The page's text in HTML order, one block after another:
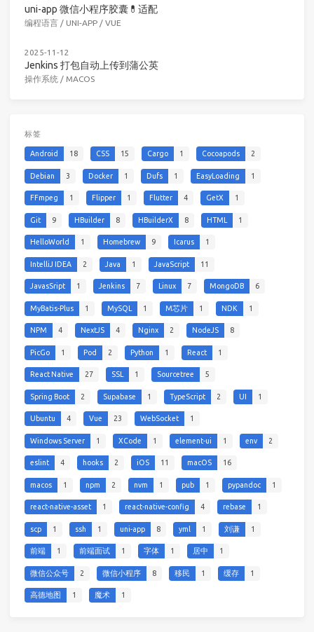
uni-app 微信小程序胶囊💊适配
编程语言 / UNI-APP / VUE
2025-11-12
Jenkins 打包自动上传到蒲公英
操作系统 / MACOS
标签
Android 18 CSS 15 Cargo 1 Cocoapods 2
Debian 3 Docker 1 Dufs 1 EasyLoading 1
FFmpeg 1 Flipper 1 Flutter 4 GetX 1
Git 9 HBuilder 8 HBuilderX 8 HTML 1
HelloWorld 1 Homebrew 9 Icarus 1
IntelliJ IDEA 2 Java 1 JavaScript 11
JavasSript 1 Jenkins 7 Linux 7 MongoDB 6
MyBatis-Plus 1 MySQL 1 M芯片 1 NDK 1
NPM 4 NextJS 4 Nginx 2 NodeJS 8
PicGo 1 Pod 2 Python 1 React 1
React Native 27 SSL 1 Sourcetree 5
Spring Boot 2 Supabase 1 TypeScript 2 UI 1
Ubuntu 4 Vue 23 WebSocket 1
Windows Server 1 XCode 1 element-ui 1 env 2
eslint 4 hooks 2 iOS 11 macOS 16
macos 1 npm 2 nvm 1 pub 1 pypandoc 1
react-native-asset 1 react-native-config 4 rebase 1
scp 1 ssh 1 uni-app 8 yml 1 刘谦 1
前端 1 前端面试 1 字体 1 居中 1
微信公众号 2 微信小程序 8 移民 1 缓存 1
高德地图 1 魔术 1